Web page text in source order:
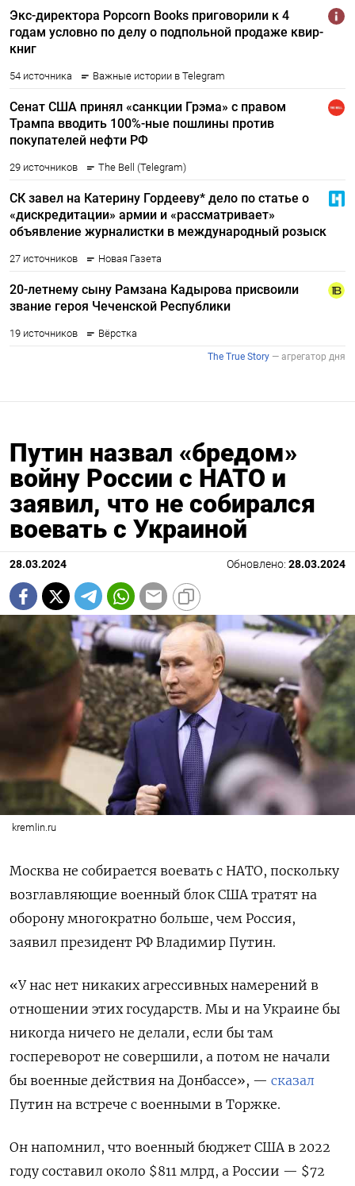
Путин назвал «бредом»
войну России с НАТО и
заявил, что не собирался
воевать с Украиной
28.03.2024 Обновлено: 28.03.2024
kremlin.ru
Москва не собирается воевать с НАТО, поскольку
возглавляющие военный блок США тратят на
оборону многократно больше, чем Россия,
заявил президент РФ Владимир Путин.
«У нас нет никаких агрессивных намерений в
отношении этих государств. Мы и на Украине бы
никогда ничего не делали, если бы там
госпереворот не совершили, а потом не начали
бы военные действия на Донбассе», — сказал
Путин на встрече с военными в Торжке.
Он напомнил, что военный бюджет США в 2022
году составил около $811 млрд, а России — $72